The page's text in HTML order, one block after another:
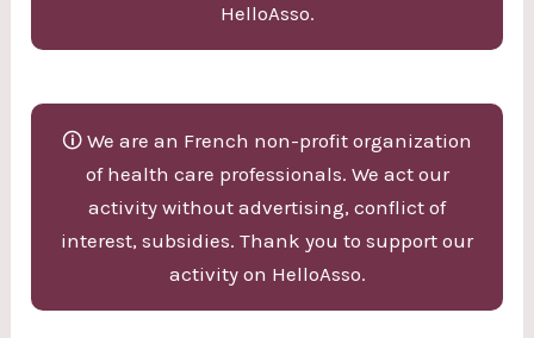
HelloAsso.
🛈 We are an French non-profit organization
of health care professionals. We act our
activity without advertising, conflict of
interest, subsidies. Thank you to support our
activity on HelloAsso.